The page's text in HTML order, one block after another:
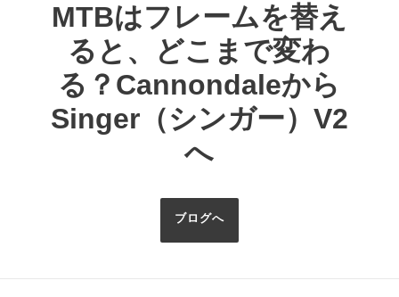
MTBはフレームを替え
ると、どこまで変わ
る？Cannondaleから
Singer（シンガー）V2
へ
ブログへ